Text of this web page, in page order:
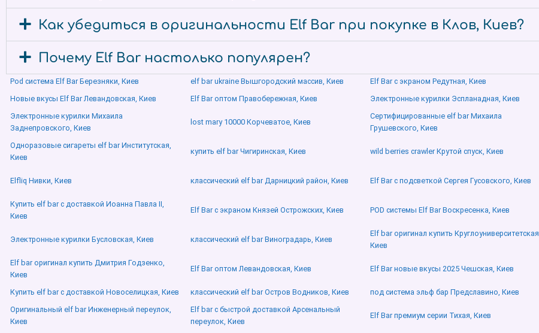
Как убедиться в оригинальности Elf Bar при покупке в Клов, Киев?
Почему Elf Bar настолько популярен?
Pod система Elf Bar Березняки, Киев elf bar ukraine Вышгородский массив, Киев Elf Bar с экраном Редутная, Киев
Новые вкусы Elf Bar Левандовская, Киев
Elf Bar оптом Правобережная, Киев Электронные курилки Эспланадная, Киев
Электронные курилки Михаила
Заднепровского, Киев
lost mary 10000 Корчеватое, Киев
Сертифицированные elf bar Михаила
Грушевского, Киев
Одноразовые сигареты elf bar Институтская,
Киев
купить elf bar Чигиринская, Киев wild berries crawler Крутой спуск, Киев
Elfliq Нивки, Киев классический elf bar Дарницкий район, Киев Elf Bar с подсветкой Сергея Гусовского, Киев
Купить elf bar с доставкой Иоанна Павла ІІ,
Киев
Elf Bar с экраном Князей Острожских, Киев POD системы Elf Bar Воскресенка, Киев
Электронные курилки Бусловская, Киев классический elf bar Виноградарь, Киев
Elf bar оригинал купить Круглоуниверситетская,
Киев
Elf bar оригинал купить Дмитрия Годзенко,
Киев
Elf Bar оптом Левандовская, Киев Elf Bar новые вкусы 2025 Чешская, Киев
Купить elf bar с доставкой Новоселицкая, Киев
классический elf bar Остров Водников, Киев под система эльф бар Предславино, Киев
Оригинальный elf bar Инженерный переулок,
Киев
Elf bar с быстрой доставкой Арсенальный
переулок, Киев
Elf Bar премиум серии Тихая, Киев